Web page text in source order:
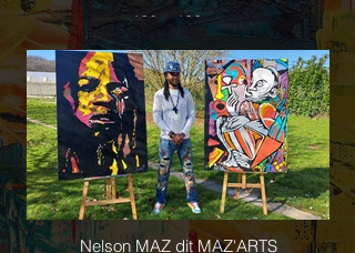
138 x 100cm
Nelson MAZ dit MAZ'ARTS